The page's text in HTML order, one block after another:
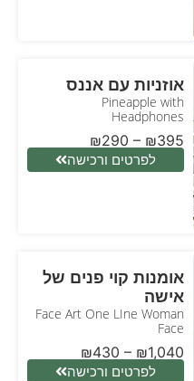
אוזניות עם אננס
Pineapple with
Headphones
₪290 – ₪395
לפרטים ורכישה
אומנות קוי פנים של
אישה
Face Art One LIne Woman
Face
₪430 – ₪1,040
לפרטים ורכישה